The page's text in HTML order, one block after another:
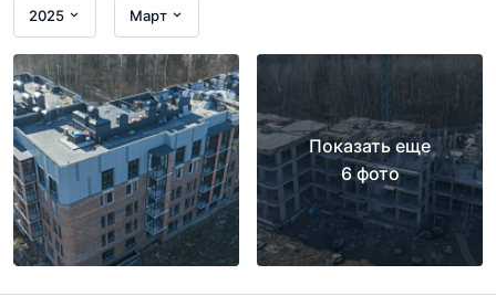
2025 Март
Показать еще
6 фото